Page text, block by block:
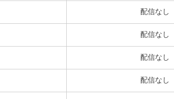
配信なし
配信なし
配信なし
配信なし